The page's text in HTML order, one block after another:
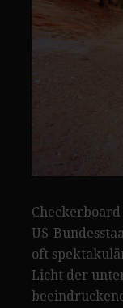
US-
oft
Licht der